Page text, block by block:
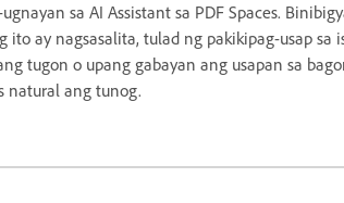
sa AI Assistant sa PDF Spaces.
ay nagsasalita, tulad ng pakikipag-usap sa
tugon o upang gabayan ang usapan sa
natural ang tunog.